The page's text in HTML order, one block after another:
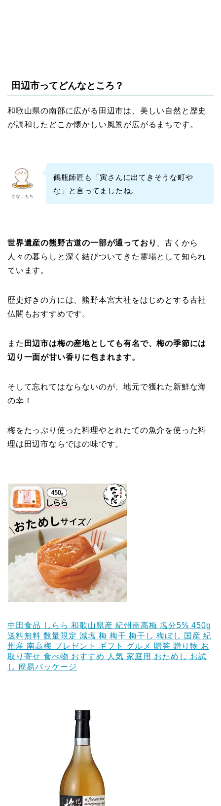
田辺市ってどんなところ？
和歌山県の南部に広がる田辺市は、美しい自然と歴史
が調和したどこか懐かしい風景が広がるまちです。
きなこもち
鶴瓶師匠も「寅さんに出てきそうな町や
な」と言ってましたね。
世界遺産の熊野古道の一部が通っており
、古くから
人々の暮らしと深く結びついてきた霊場として知られ
ています。
歴史好きの方には、熊野本宮大社をはじめとする古社
仏閣もおすすめです。
また 田辺市は梅の産地としても有名で、梅の季節には
辺り一面が甘い香りに包まれます。
そして忘れてはならないのが、地元で獲れた新鮮な海
の幸！
梅をたっぷり使った料理やとれたての魚介を使った料
理は田辺市ならではの味です。
中田食品 しらら 和歌山県産 紀州南高梅 塩分5% 450g
送料無料 数量限定 減塩 梅 梅干 梅干し 梅ぼし 国産 紀
州産 南高梅 プレゼント ギフト グルメ 贈答 贈り物 お
取り寄せ 食べ物 おすすめ 人気 家庭用 おためし お試
し 簡易パッケージ